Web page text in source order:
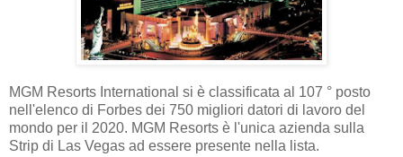
MGM Resorts International si è classificata al 107 ° posto
nell'elenco di Forbes dei 750 migliori datori di lavoro del
mondo per il 2020. MGM Resorts è l'unica azienda sulla
Strip di Las Vegas ad essere presente nella lista.